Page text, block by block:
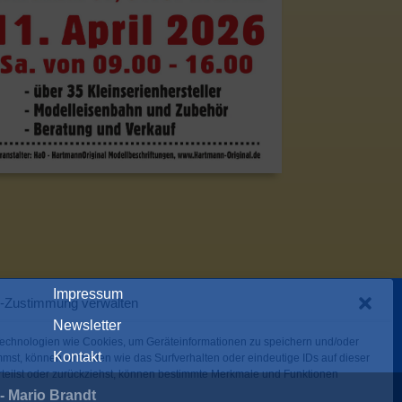
Zustimmung verwalten
wie Cookies, um Geräteinformationen zu speichern und/oder
können wir Daten wie das Surfverhalten oder eindeutige IDs auf dieser
oder zurückziehst, können bestimmte Merkmale und Funktionen
Impressum
Newsletter
Kontakt
Mario Brandt